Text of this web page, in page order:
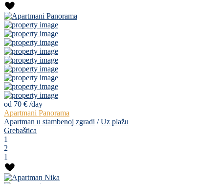
od 70 € /day
Apartmani Panorama
Apartman u stambenoj zgradi /Uz plažu
Grebaštica
1
2
1